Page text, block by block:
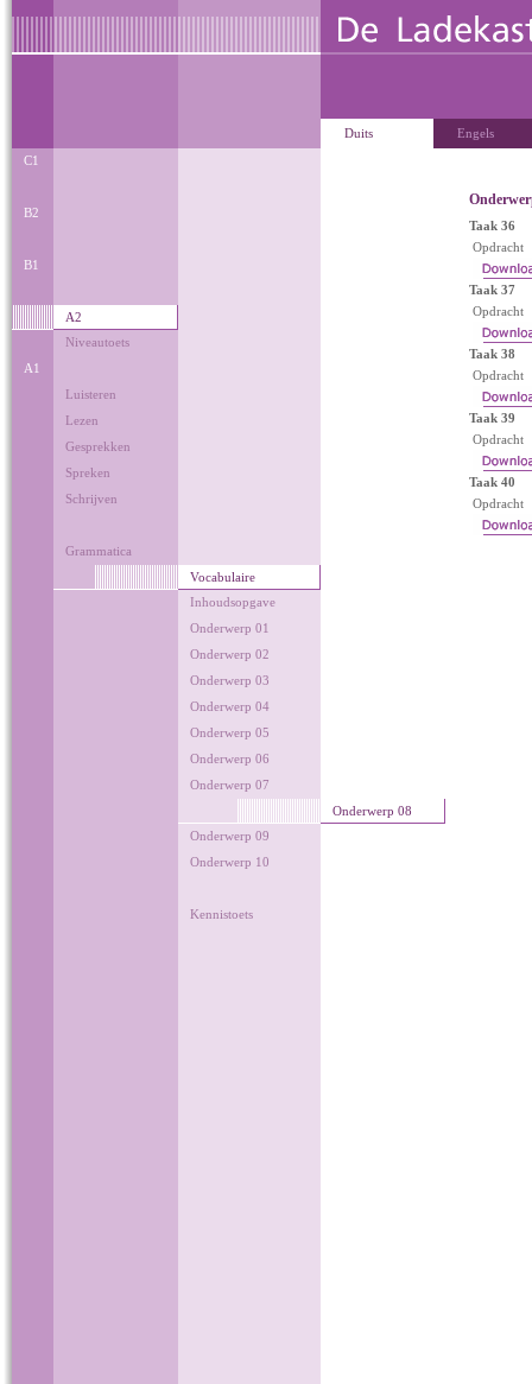
Duits
Engels
C1
B2
B1
A1
A2
Niveautoets
Luisteren
Lezen
Gesprekken
Spreken
Schrijven
Grammatica
Vocabulaire
Inhoudsopgave
Onderwerp 01
Onderwerp 02
Onderwerp 03
Onderwerp 04
Onderwerp 05
Onderwerp 06
Onderwerp 07
Onderwerp 09
Onderwerp 10
Kennistoets
Onderwerp 08
Taak 36
Opdracht
Taak 37
Opdracht
Taak 38
Opdracht
Taak 39
Opdracht
Taak 40
Opdracht